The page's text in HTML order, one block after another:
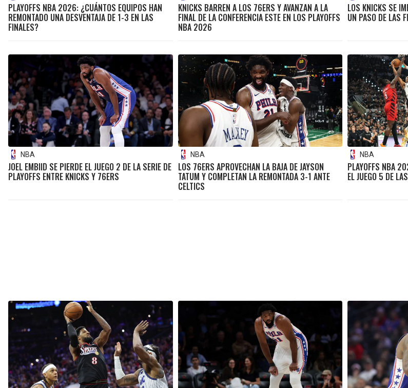
PLAYOFFS NBA 2026: ¿CUÁNTOS EQUIPOS HAN
REMONTADO UNA DESVENTAJA DE 1-3 EN LAS
FINALES?
KNICKS BARREN A LOS 76ERS Y AVANZAN A LA
FINAL DE LA CONFERENCIA ESTE EN LOS PLAYOFFS
NBA 2026
LOS KNICKS SE
UN PASO DE LAS
NBA
JOEL EMBIID SE PIERDE EL JUEGO 2 DE LA SERIE DE
PLAYOFFS ENTRE KNICKS Y 76ERS
NBA
LOS 76ERS APROVECHAN LA BAJA DE JAYSON
TATUM Y COMPLETAN LA REMONTADA 3-1 ANTE
CELTICS
NBA
PLAYOFFS NBA
EL JUEGO 5 DE